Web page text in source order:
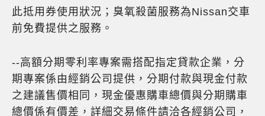
此抵用券使用狀況；臭氧殺菌服務為Nissan交車
前免費提供之服務。
--高額分期零利率專案需搭配指定貸款企業，分
期專案係由經銷公司提供，分期付款與現金付款
之建議售價相同，現金優惠購車總價與分期購車
總價係有價差，詳細交易條件請洽各經銷公司，